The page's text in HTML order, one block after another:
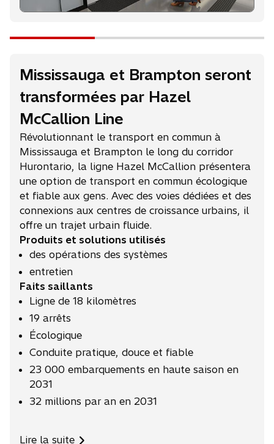
v
l
o
n
g
l
e
t
Mississauga et Brampton seront
transformées par Hazel
McCallion Line
Révolutionnant le transport en commun à
Mississauga et Brampton le long du corridor
Hurontario, la ligne Hazel McCallion présentera
une option de transport en commun écologique
et fiable aux gens. Avec des voies dédiées et des
connexions aux centres de croissance urbains, il
offre un trajet urbain fluide.
Produits et solutions utilisés
des opérations des systèmes
entretien
Faits saillants
Ligne de 18 kilomètres
19 arrêts
Écologique
Conduite pratique, douce et fiable
23 000 embarquements en haute saison en
2031
32 millions par an en 2031
Lire la suite